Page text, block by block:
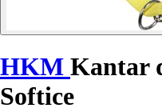
HKM Kantar
Softice